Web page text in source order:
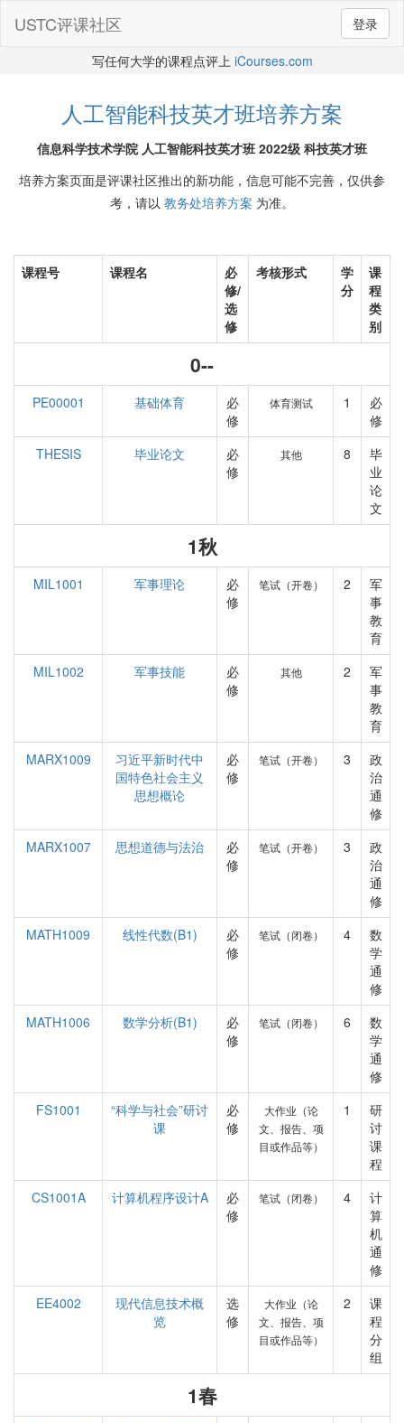
登录
USTC评课社区
写任何大学的课程点评上 iCourses.com
人工智能科技英才班培养方案
信息科学技术学院 人工智能科技英才班 2022级 科技英才班
培养方案页面是评课社区推出的新功能，信息可能不完善，仅供参
考，请以 教务处培养方案 为准。
课程号 课程名
必
修/
选
修
考核形式
学
分
课
程
类
别
0--
PE00001 基础体育
必
修
体育测试 1
必
修
THESIS
毕业论文
必
修
其他 8
毕
业
论
文
1秋
MIL1001 军事理论
必
修
笔试（开卷） 2
军
事
教
育
MIL1002
军事技能
必
修
其他 2
军
事
教
育
MARX1009
习近平新时代中
国特色社会主义
思想概论
必
修
笔试（开卷） 3
政
治
通
修
MARX1007
思想道德与法治
必
修
笔试（开卷） 3
政
治
通
修
MATH1009
线性代数(B1)
必
修
笔试（闭卷） 4
数
学
通
修
MATH1006
数学分析(B1)
必
修
笔试（闭卷） 6
数
学
通
修
FS1001
“科学与社会”研讨
课
必
修
大作业（论
文、报告、项
目或作品等）
1
研
讨
课
程
CS1001A
计算机程序设计A
必
修
笔试（闭卷） 4
计
算
机
通
修
EE4002
现代信息技术概
览
选
修
大作业（论
文、报告、项
目或作品等）
2
课
程
分
组
1春